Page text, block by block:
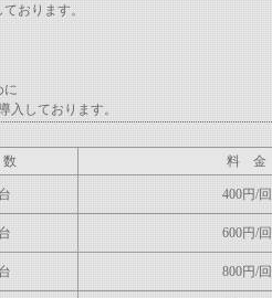
ております。
に
入しております。
数 料 金
400円/回
600円/回
800円/回